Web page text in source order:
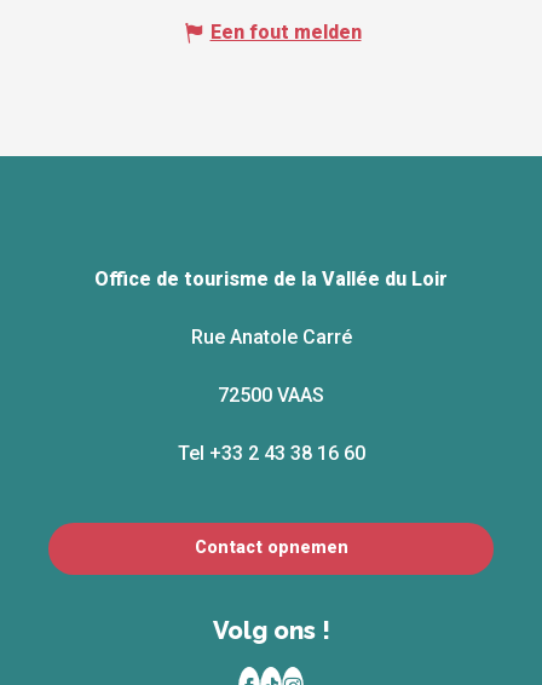
Een fout melden
Office de tourisme de la Vallée du Loir
Rue Anatole Carré
72500 VAAS
Tel +33 2 43 38 16 60
Contact opnemen
Volg ons !